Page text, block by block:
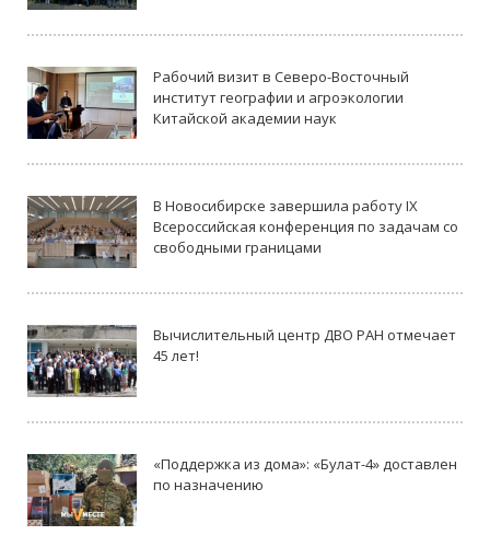
Рабочий визит в Северо-Восточный
институт географии и агроэкологии
Китайской академии наук
В Новосибирске завершила работу IX
Всероссийская конференция по задачам со
свободными границами
Вычислительный центр ДВО РАН отмечает
45 лет!
«Поддержка из дома»: «Булат-4» доставлен
по назначению